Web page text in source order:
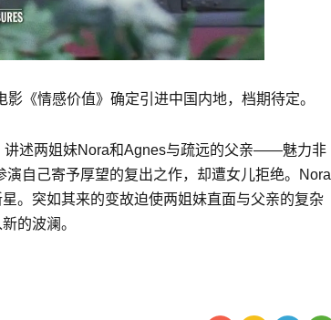
《情感价值》确定引进中国内地，档期待定。
讲述两姐妹Nora和Agnes与疏远的父亲——魅力非
自己寄予厚望的复出之作，却遭女儿拒绝。Nora
。突如其来的变故迫使两姐妹直面与父亲的复杂
的波澜。